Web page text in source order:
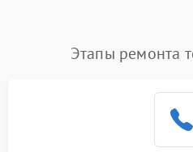
Этапы ремонта